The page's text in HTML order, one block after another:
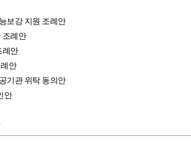
보강 지원 조례안
조례안
례안
안
기관 위탁 동의안
안